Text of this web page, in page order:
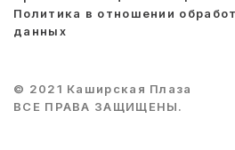
Политика в отношении
данных
© 2021 Каширская Плаза
ВСЕ ПРАВА ЗАЩИЩЕНЫ.